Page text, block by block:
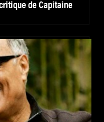
de Capitaine